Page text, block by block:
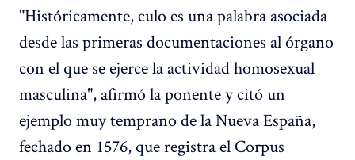
"Históricamente, culo es una palabra asociada
desde las primeras documentaciones al órgano
con el que se ejerce la actividad homosexual
masculina", afirmó la ponente y citó un
ejemplo muy temprano de la Nueva España,
fechado en 1576, que registra el Corpus